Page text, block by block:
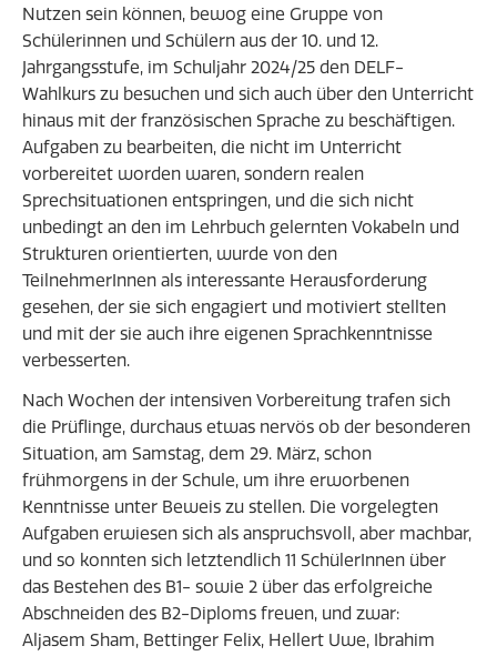
Nutzen sein können, bewog eine Gruppe von
Schülerinnen und Schülern aus der 10. und 12.
Jahrgangsstufe, im Schuljahr 2024/25 den DELF-
Wahlkurs zu besuchen und sich auch über den Unterricht
hinaus mit der französischen Sprache zu beschäftigen.
Aufgaben zu bearbeiten, die nicht im Unterricht
vorbereitet worden waren, sondern realen
Sprechsituationen entspringen, und die sich nicht
unbedingt an den im Lehrbuch gelernten Vokabeln und
Strukturen orientierten, wurde von den
TeilnehmerInnen als interessante Herausforderung
gesehen, der sie sich engagiert und motiviert stellten
und mit der sie auch ihre eigenen Sprachkenntnisse
verbesserten.
Nach Wochen der intensiven Vorbereitung trafen sich
die Prüflinge, durchaus etwas nervös ob der besonderen
Situation, am Samstag, dem 29. März, schon
frühmorgens in der Schule, um ihre erworbenen
Kenntnisse unter Beweis zu stellen. Die vorgelegten
Aufgaben erwiesen sich als anspruchsvoll, aber machbar,
und so konnten sich letztendlich 11 SchülerInnen über
das Bestehen des B1- sowie 2 über das erfolgreiche
Abschneiden des B2-Diploms freuen, und zwar:
Aljasem Sham, Bettinger Felix, Hellert Uwe, Ibrahim